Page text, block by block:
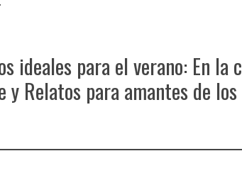
ideales para el verano: En la
y Relatos para amantes de los